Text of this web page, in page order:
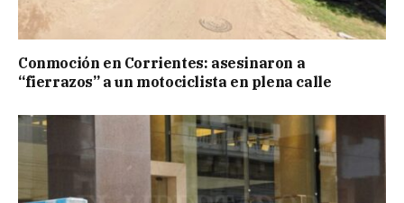
Conmoción en Corrientes: asesinaron a
“fierrazos” a un motociclista en plena calle